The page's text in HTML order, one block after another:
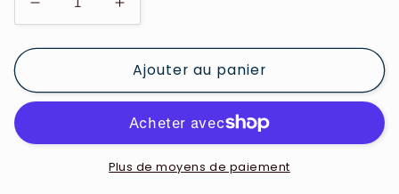
Réduire
la
quantité
Pascal
Black
Augmenter
la
quantité
de
Pascal
Black
Agent
Ajouter au panier
Plus de moyens de paiement